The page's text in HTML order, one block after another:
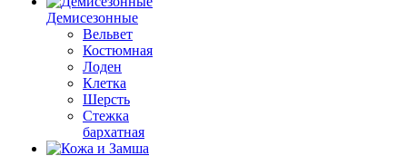
Демисезонные
Вельвет
Костюмная
Лоден
Клетка
Шерсть
Стежка
бархатная